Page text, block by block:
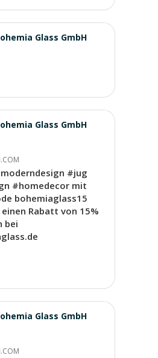
Glass GmbH
Glass GmbH
#jug
#homedecor mit
bohemiaglass15
Rabatt von 15%
bei
Glass GmbH